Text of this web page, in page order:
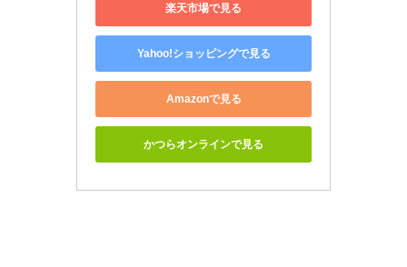
楽天市場で見る
Yahoo!ショッピングで見る
Amazonで見る
かつらオンラインで見る